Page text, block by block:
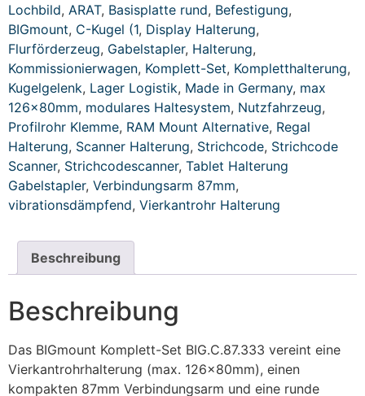
Lochbild, ARAT, Basisplatte rund, Befestigung,
BIGmount, C-Kugel (1, Display Halterung,
Flurförderzeug, Gabelstapler, Halterung,
Kommissionierwagen, Komplett-Set, Kompletthalterung,
Kugelgelenk, Lager Logistik, Made in Germany, max
126x80mm, modulares Haltesystem, Nutzfahrzeug,
Profilrohr Klemme, RAM Mount Alternative, Regal
Halterung, Scanner Halterung, Strichcode, Strichcode
Scanner, Strichcodescanner, Tablet Halterung
Gabelstapler, Verbindungsarm 87mm,
vibrationsdämpfend, Vierkantrohr Halterung
Beschreibung
Beschreibung
Das BIGmount Komplett-Set BIG.C.87.333 vereint eine
Vierkantrohrhalterung (max. 126x80mm), einen
kompakten 87mm Verbindungsarm und eine runde